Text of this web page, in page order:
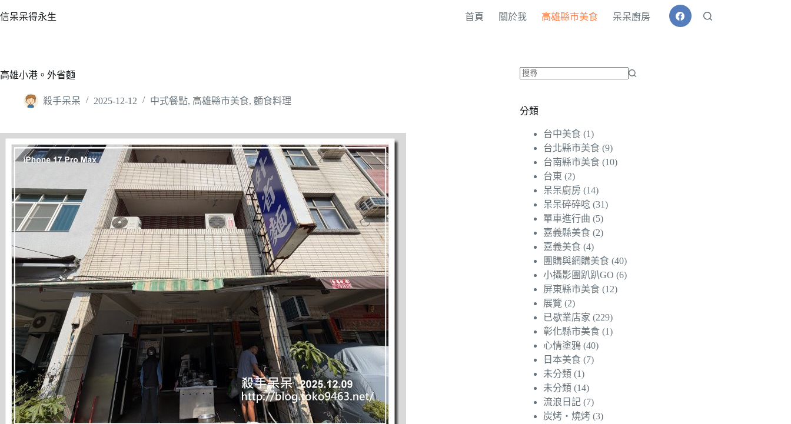
至
容
信呆呆得永生 首頁 關於我 高雄縣市美食 呆呆廚房
高雄小港。外省麵
殺手呆呆 2025-12-12 中式餐點, 高雄縣市美食, 麵食料理
到
分類
台中美食 (1)
台北縣市美食 (9)
台南縣市美食 (10)
台東 (2)
呆呆廚房 (14)
呆呆碎碎唸 (31)
單車進行曲 (5)
嘉義縣美食 (2)
嘉義美食 (4)
團購與網購美食 (40)
小攝影團趴趴GO (6)
屏東縣市美食 (12)
展覽 (2)
已歇業店家 (229)
彰化縣市美食 (1)
心情塗鴉 (40)
日本美食 (7)
未分類 (1)
未分類 (14)
流浪日記 (7)
炭烤‧燒烤 (3)